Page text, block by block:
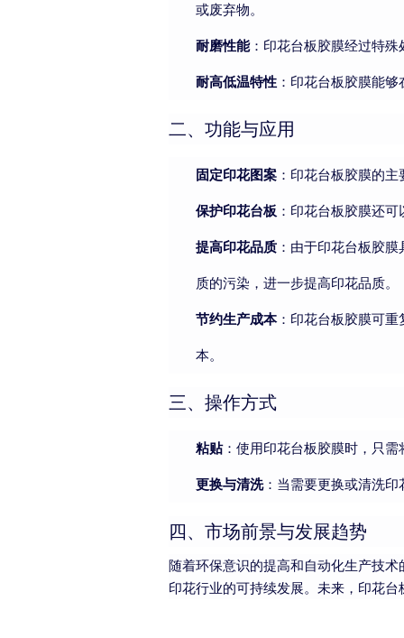
或废弃物。
耐磨性能：印花台板胶膜经过特
耐高低温特性：印花台板胶膜能够
二、功能与应用
固定印花图案：印花台板胶膜的主
保护印花台板：印花台板胶膜还可
提高印花品质：由于印花台板胶膜
质的污染，进一步提高印花品质。
节约生产成本：印花台板胶膜可重
本。
三、操作方式
粘贴：使用印花台板胶膜时，只
更换与清洗：当需要更换或清洗
四、市场前景与发展趋势
随着环保意识的提高和自动化生产技
印花行业的可持续发展。未来，印花